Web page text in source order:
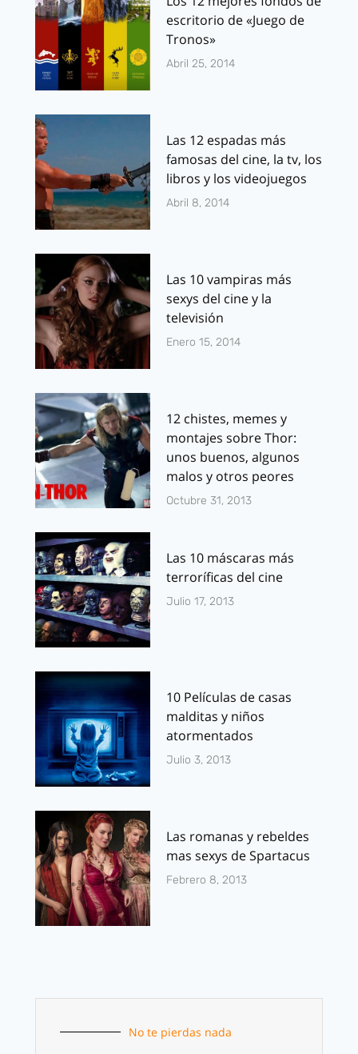
escritorio de «Juego de
Tronos»
Abril 25, 2014
Las 12 espadas más
famosas del cine, la tv, los
libros y los videojuegos
Abril 8, 2014
Las 10 vampiras más
sexys del cine y la
televisión
Enero 15, 2014
12 chistes, memes y
montajes sobre Thor:
unos buenos, algunos
malos y otros peores
Octubre 31, 2013
Las 10 máscaras más
terroríficas del cine
Julio 17, 2013
10 Películas de casas
malditas y niños
atormentados
Julio 3, 2013
Las romanas y rebeldes
mas sexys de Spartacus
Febrero 8, 2013
No te pierdas nada